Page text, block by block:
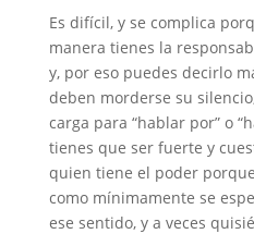
Es difícil, y se complica
manera tienes la
y, por eso puedes decirlo
deben morderse su
carga para “hablar por” o
tienes que ser fuerte y
quien tiene el poder
como mínimamente se
ese sentido, y a veces